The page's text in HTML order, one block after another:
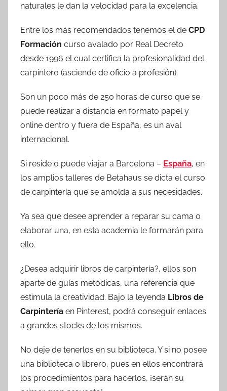
naturales le dan la velocidad para la excelencia.
Entre los más recomendados tenemos el de CPD
Formación curso avalado por Real Decreto
desde 1996 el cual certifica la profesionalidad del
carpintero (asciende de oficio a profesión).
Son un poco más de 250 horas de curso que se
puede realizar a distancia en formato papel y
online dentro y fuera de España, es un aval
internacional.
Si reside o puede viajar a Barcelona – España, en
los amplios talleres de Betahaus se dicta el curso
de carpintería que se amolda a sus necesidades.
Ya sea que desee aprender a reparar su cama o
elaborar una, en esta academia le formarán para
ello.
¿Desea adquirir libros de carpintería?, ellos son
aparte de guías metódicas, una referencia que
estimula la creatividad. Bajo la leyenda Libros de
Carpintería en Pinterest, podrá conseguir enlaces
a grandes stocks de los mismos.
No deje de tenerlos en su biblioteca. Y si no posee
una biblioteca o librero, pues en ellos encontrará
los procedimientos para hacerlos, ¡serán su